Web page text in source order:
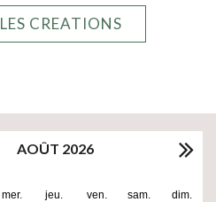
CREATIONS
AOÛT 2026
mer. jeu. ven. sam.
dim.